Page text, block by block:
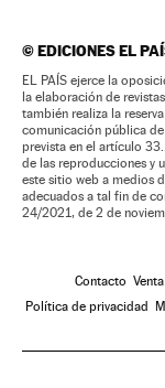
©EDICIONES EL
EL PAÍS ejerce la
la elaboración de
también realiza la
comunicación pública
prevista en el artículo
de las reproducciones y
este sitio web a medios
adecuados a tal fin de
24/2021, de 2 de
Contacto
Política de privacidad